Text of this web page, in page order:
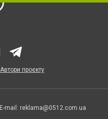
Автори проєкту
mail: reklama@0512.com.ua